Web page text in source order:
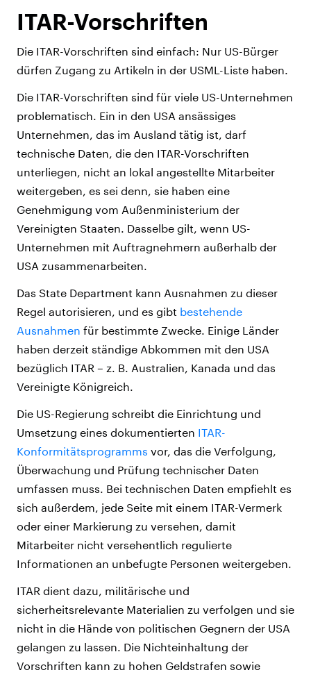
ITAR-Vorschriften
Die ITAR-Vorschriften sind einfach: Nur US-Bürger
dürfen Zugang zu Artikeln in der USML-Liste haben.
Die ITAR-Vorschriften sind für viele US-Unternehmen
problematisch. Ein in den USA ansässiges
Unternehmen, das im Ausland tätig ist, darf
technische Daten, die den ITAR-Vorschriften
unterliegen, nicht an lokal angestellte Mitarbeiter
weitergeben, es sei denn, sie haben eine
Genehmigung vom Außenministerium der
Vereinigten Staaten. Dasselbe gilt, wenn US-
Unternehmen mit Auftragnehmern außerhalb der
USA zusammenarbeiten.
Das State Department kann Ausnahmen zu dieser
Regel autorisieren, und es gibt bestehende
Ausnahmen für bestimmte Zwecke. Einige Länder
haben derzeit ständige Abkommen mit den USA
bezüglich ITAR – z. B. Australien, Kanada und das
Vereinigte Königreich.
Die US-Regierung schreibt die Einrichtung und
Umsetzung eines dokumentierten ITAR-
Konformitätsprogramms vor, das die Verfolgung,
Überwachung und Prüfung technischer Daten
umfassen muss. Bei technischen Daten empfiehlt es
sich außerdem, jede Seite mit einem ITAR-Vermerk
oder einer Markierung zu versehen, damit
Mitarbeiter nicht versehentlich regulierte
Informationen an unbefugte Personen weitergeben.
ITAR dient dazu, militärische und
sicherheitsrelevante Materialien zu verfolgen und sie
nicht in die Hände von politischen Gegnern der USA
gelangen zu lassen. Die Nichteinhaltung der
Vorschriften kann zu hohen Geldstrafen sowie